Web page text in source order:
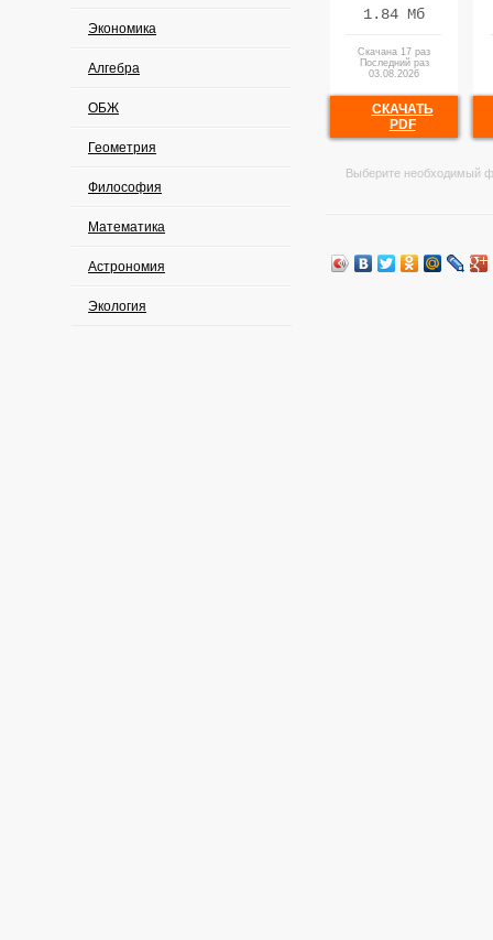
Экономика
Алгебра
ОБЖ
Геометрия
Философия
Математика
Астрономия
Экология
1.84 Мб
Скачана 17 раз
Последний раз
03.08.2026
СКАЧАТЬ
PDF
Выберите необходимый